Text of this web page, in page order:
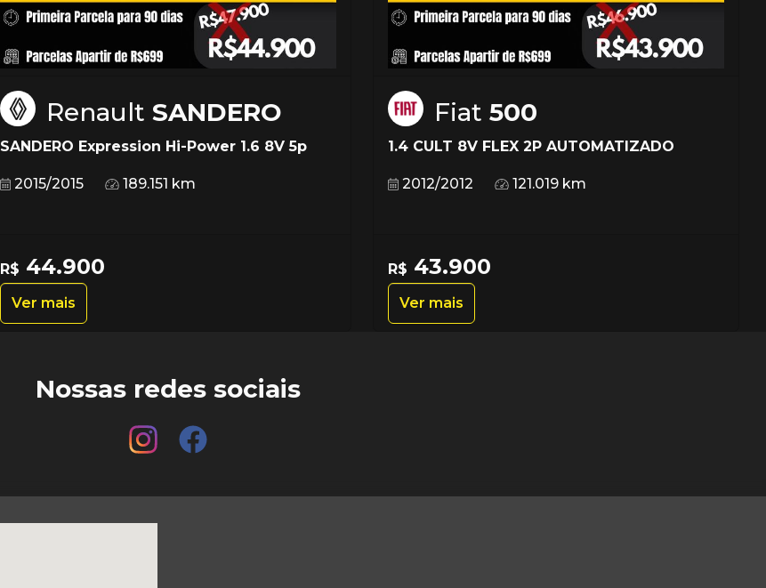
Renault SANDERO
SANDERO Expression Hi-Power 1.6 8V 5p
2015/2015 189.151 km
R$ 44.900
Ver mais
Fiat 500
1.4 CULT 8V FLEX 2P AUTOMATIZADO
2012/2012 121.019 km
R$ 43.900
Ver mais
Nossas redes sociais